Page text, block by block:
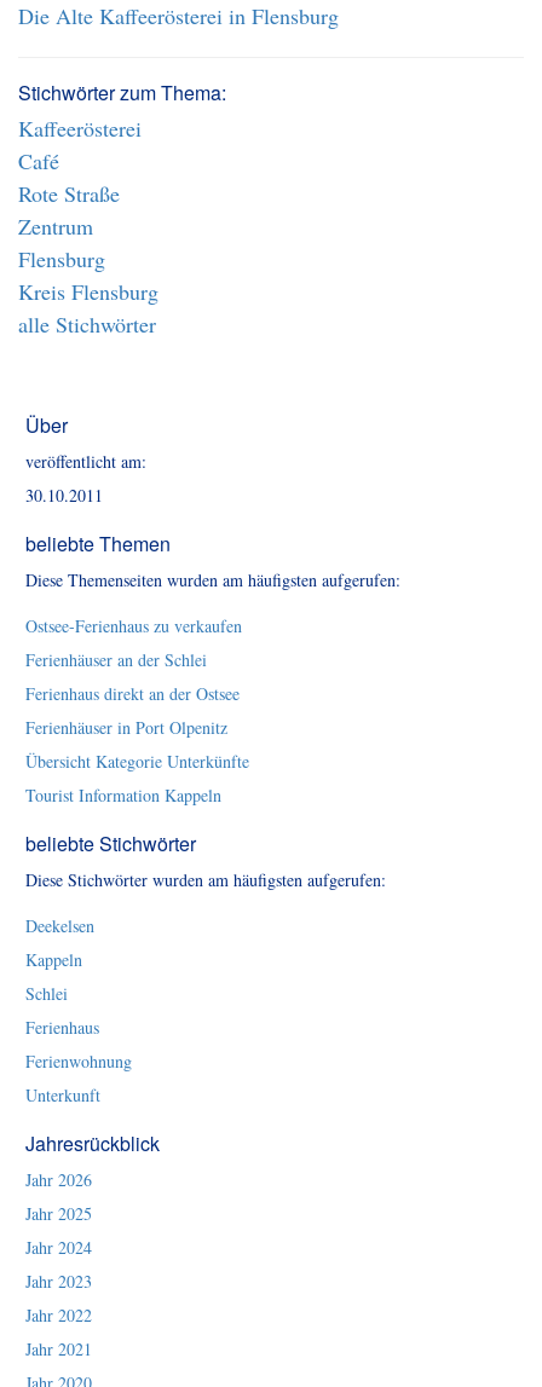
Die Alte Kaffeerösterei in Flensburg
Stichwörter zum Thema:
Kaffeerösterei
Café
Rote Straße
Zentrum
Flensburg
Kreis Flensburg
alle Stichwörter
Über
veröffentlicht am:
30.10.2011
beliebte Themen
Diese Themenseiten wurden am häufigsten aufgerufen:
Ostsee-Ferienhaus zu verkaufen
Ferienhäuser an der Schlei
Ferienhaus direkt an der Ostsee
Ferienhäuser in Port Olpenitz
Übersicht Kategorie Unterkünfte
Tourist Information Kappeln
beliebte Stichwörter
Diese Stichwörter wurden am häufigsten aufgerufen:
Deekelsen
Kappeln
Schlei
Ferienhaus
Ferienwohnung
Unterkunft
Jahresrückblick
Jahr 2026
Jahr 2025
Jahr 2024
Jahr 2023
Jahr 2022
Jahr 2021